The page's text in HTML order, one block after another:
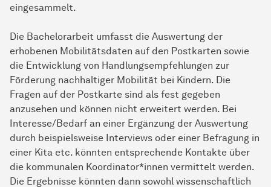
eingesammelt.
Die Bachelorarbeit umfasst die Auswertung der
erhobenen Mobilitätsdaten auf den Postkarten sowie
die Entwicklung von Handlungsempfehlungen zur
Förderung nachhaltiger Mobilität bei Kindern. Die
Fragen auf der Postkarte sind als fest gegeben
anzusehen und können nicht erweitert werden. Bei
Interesse/Bedarf an einer Ergänzung der Auswertung
durch beispielsweise Interviews oder einer Befragung in
einer Kita etc. könnten entsprechende Kontakte über
die kommunalen Koordinator*innen vermittelt werden.
Die Ergebnisse könnten dann sowohl wissenschaftlich